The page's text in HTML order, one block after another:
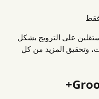
على الترويج بشكل
وتحقيق المزيد من كل